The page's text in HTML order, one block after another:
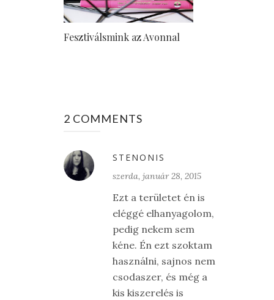
Fesztiválsmink az Avonnal
2 COMMENTS
STENONIS
szerda, január 28, 2015
Ezt a területet én is
eléggé elhanyagolom,
pedig nekem sem
kéne. Én ezt szoktam
használni, sajnos nem
csodaszer, és még a
kis kiszerelés is